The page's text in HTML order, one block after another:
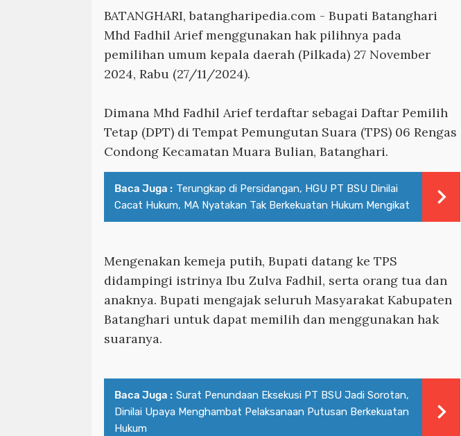
BATANGHARI, batangharipedia.com - Bupati Batanghari
Mhd Fadhil Arief menggunakan hak pilihnya pada
pemilihan umum kepala daerah (Pilkada) 27 November
2024, Rabu (27/11/2024).
Dimana Mhd Fadhil Arief terdaftar sebagai Daftar Pemilih
Tetap (DPT) di Tempat Pemungutan Suara (TPS) 06 Rengas
Condong Kecamatan Muara Bulian, Batanghari.
Baca Juga : Terungkap di Persidangan, HGU PT BSU Dinilai
Cacat Hukum, MA Nyatakan Tak Berkekuatan Hukum Mengikat
Mengenakan kemeja putih, Bupati datang ke TPS
didampingi istrinya Ibu Zulva Fadhil, serta orang tua dan
anaknya. Bupati mengajak seluruh Masyarakat Kabupaten
Batanghari untuk dapat memilih dan menggunakan hak
suaranya.
Baca Juga : Surat Penundaan Eksekusi PT BSU Jadi Sorotan,
Dinilai Upaya Menghambat Pelaksanaan Putusan Berkekuatan
Hukum